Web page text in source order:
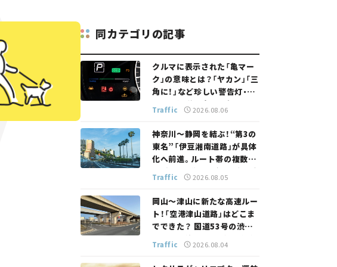
同カテゴリの記事
クルマに表示された「亀マー
ク」の意味とは？「ヤカン」「三
角に！」など珍しい警告灯・表
示灯を解説。 意外と便利なマ
ークも【クルマの知識】
Traffic 2026.08.06
神奈川～静岡を結ぶ！“第3の
東名”「伊豆湘南道路」が具体
化へ前進。ルート帯の複数案
検討へ。熱海まで信号ゼロが
実現？ 【いま気になる道路計
画】
Traffic 2026.08.05
岡山～津山に新たな高速ルー
ト！「空港津山道路」はどこま
でできた？ 国道53号の渋滞
緩和に期待。岡山市側でも動
きが【いま気になる道路計画】
Traffic 2026.08.04